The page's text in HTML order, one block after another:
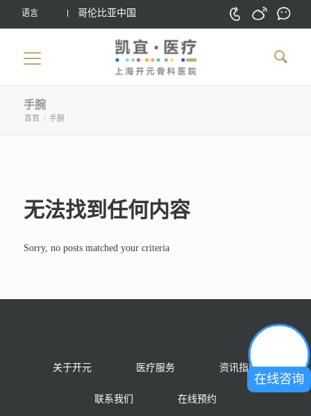
语言 哥伦比亚中国
手腕
首頁 / 手腕
无法找到任何内容
Sorry, no posts matched your criteria
关于开元 医疗服务 资讯指南
联系我们 在线预约
在线咨询